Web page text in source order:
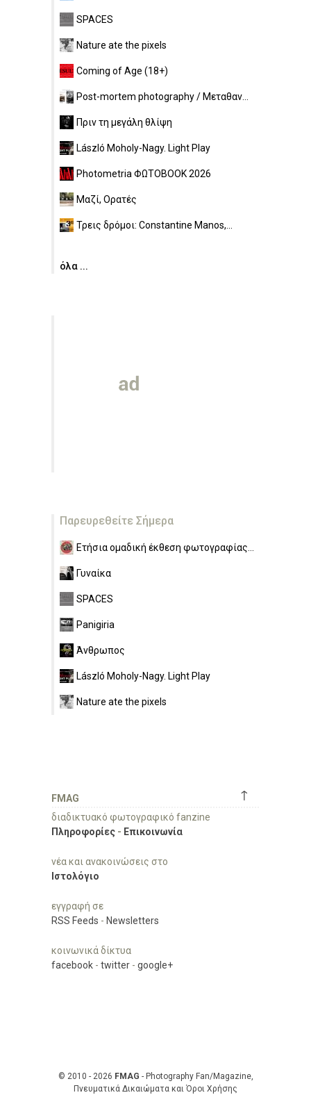
SPACES
Nature ate the pixels
Coming of Age (18+)
Post-mortem photography / Μεταθαν...
Πριν τη μεγάλη θλίψη
László Moholy-Nagy. Light Play
Photometria ΦΩΤΟBOOK 2026
Μαζί, Ορατές
Τρεις δρόμοι: Constantine Manos,...
όλα ...
Παρευρεθείτε Σήμερα
Ετήσια ομαδική έκθεση φωτογραφίας...
Γυναίκα
SPACES
Panigiria
Άνθρωπος
László Moholy-Nagy. Light Play
Nature ate the pixels
↑
FMAG
διαδικτυακό φωτογραφικό fanzine
Πληροφορίες - Επικοινωνία
νέα και ανακοινώσεις στο
Ιστολόγιο
εγγραφή σε
RSS Feeds - Newsletters
κοινωνικά δίκτυα
facebook - twitter - google+
© 2010 - 2026 FMAG - Photography Fan/Magazine,
Πνευματικά Δικαιώματα και Όροι Χρήσης